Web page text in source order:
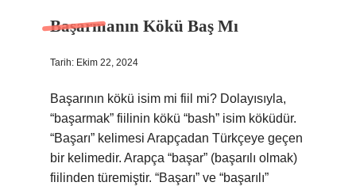
Başarmanın Kökü Baş Mı
Tarih: Ekim 22, 2024
Başarının kökü isim mi fiil mi? Dolayısıyla,
“başarmak” fiilinin kökü “bash” isim köküdür.
“Başarı” kelimesi Arapçadan Türkçeye geçen
bir kelimedir. Arapça “başar” (başarılı olmak)
fiilinden türemiştir. “Başarı” ve “başarılı”